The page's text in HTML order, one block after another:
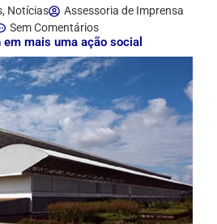
, Notícias
Assessoria de Imprensa
Sem Comentários
mais uma ação social